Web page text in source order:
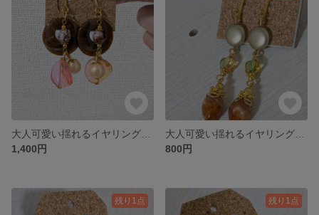
1,400円
800円
残り1点 残り1点